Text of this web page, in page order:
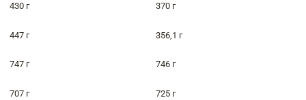
430 г 370 г
447 г 356,1 г
747 г 746 г
707 г 725 г